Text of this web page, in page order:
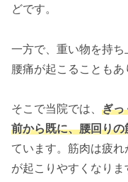
どです。
一方で、重い物を持
腰痛が起こることもあ
そこで当院では、 ぎっ
前から既に、腰回り
ています。筋肉は疲
が起こりやすくなりま